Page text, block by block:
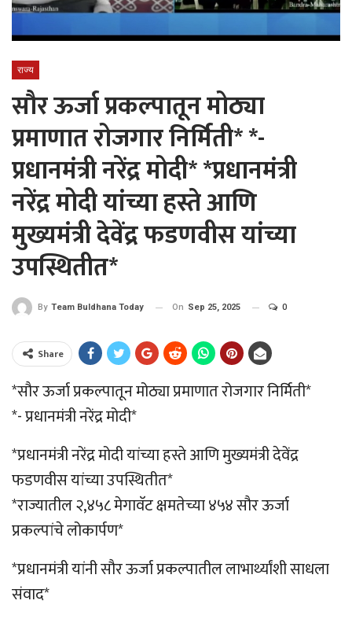
राज्य
सौर ऊर्जा प्रकल्पातून मोठ्या
प्रमाणात रोजगार निर्मिती* *-
प्रधानमंत्री नरेंद्र मोदी* *प्रधानमंत्री
नरेंद्र मोदी यांच्या हस्ते आणि
मुख्यमंत्री देवेंद्र फडणवीस यांच्या
उपस्थितीत*
By Team Buldhana Today On Sep 25, 2025 0
Share
*सौर ऊर्जा प्रकल्पातून मोठ्या प्रमाणात रोजगार निर्मिती*
*- प्रधानमंत्री नरेंद्र मोदी*
*प्रधानमंत्री नरेंद्र मोदी यांच्या हस्ते आणि मुख्यमंत्री देवेंद्र
फडणवीस यांच्या उपस्थितीत*
*राज्यातील २,४५८ मेगावॅट क्षमतेच्या ४५४ सौर ऊर्जा
प्रकल्पांचे लोकार्पण*
*प्रधानमंत्री यांनी सौर ऊर्जा प्रकल्पातील लाभार्थ्यांशी साधला
संवाद*